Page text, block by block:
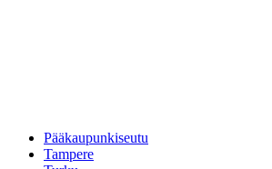
Pääkaupunkiseutu
Tampere